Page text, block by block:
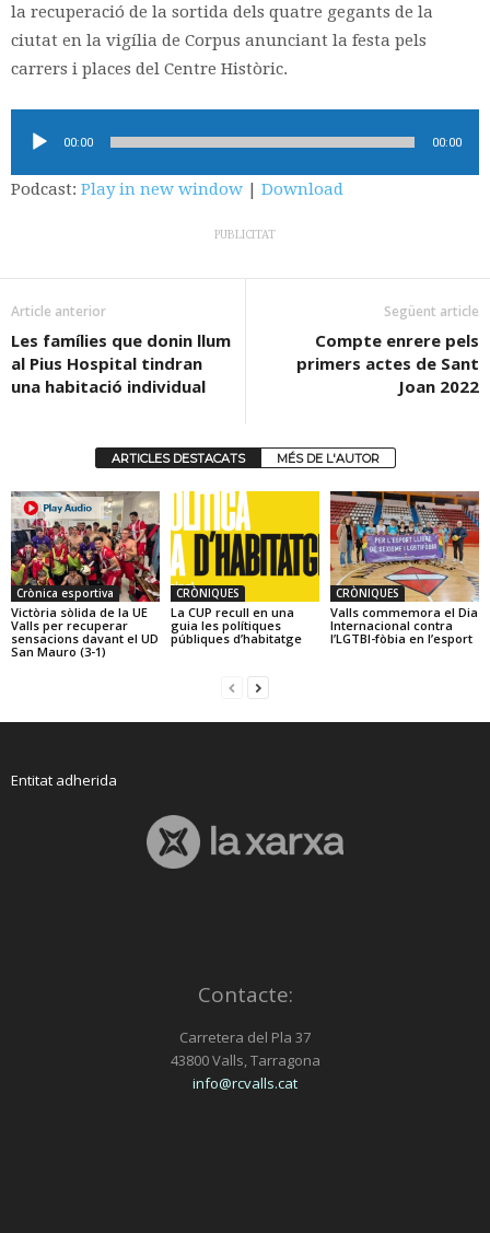
la recuperació de la sortida dels quatre gegants de la
ciutat en la vigília de Corpus anunciant la festa pels
carrers i places del Centre Històric.
d'àudio00:00 00:00
Podcast: Play in new window | Download
PUBLICITAT
Article anterior
Les famílies que donin llum
al Pius Hospital tindran
una habitació individual
Següent article
Compte enrere pels
primers actes de Sant
Joan 2022
ARTICLES DESTACATS MÉS DE L'AUTOR
Crònica esportiva
Victòria sòlida de la UE
Valls per recuperar
sensacions davant el UD
San Mauro (3-1)
CRÒNIQUES
La CUP recull en una
guia les polítiques
públiques d’habitatge
CRÒNIQUES
Valls commemora el Dia
Internacional contra
l’LGTBI-fòbia en l’esport
Entitat adherida
Contacte:
Carretera del Pla 37
43800 Valls, Tarragona
info@rcvalls.cat